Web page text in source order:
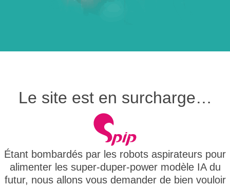
Le site est en surcharge…
Étant bombardés par les robots aspirateurs pour
alimenter les super-duper-power modèle IA du
futur, nous allons vous demander de bien vouloir